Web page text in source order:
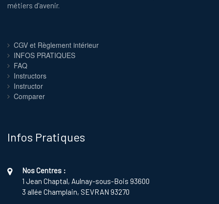
métiers d'avenir.
CGV et Règlement intérieur
INFOS PRATIQUES
FAQ
Instructors
Instructor
Comparer
Infos Pratiques
Nos Centres :
1 Jean Chaptal, Aulnay-sous-Bois 93600
3 allée Champlain, SEVRAN 93270